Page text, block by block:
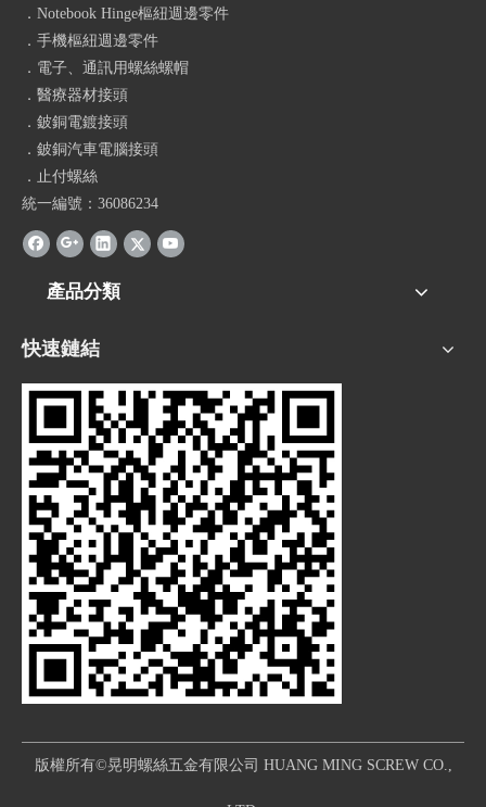
．Notebook Hinge樞紐週邊零件
．手機樞紐週邊零件
．電子、通訊用螺絲螺帽
．醫療器材接頭
．鈹銅電鍍接頭
．鈹銅汽車電腦接頭
．止付螺絲
統一編號：36086234
產品分類
快速鏈結
版權所有©晃明螺絲五金有限公司 HUANG MING SCREW CO.,